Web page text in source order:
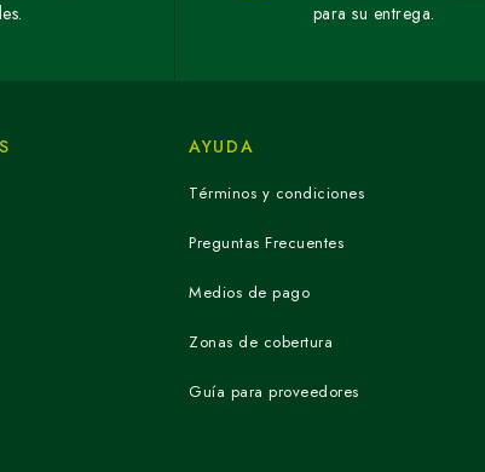
para su entrega.
AYUDA
Términos y condiciones
Preguntas Frecuentes
Medios de pago
Zonas de cobertura
Guía para proveedores